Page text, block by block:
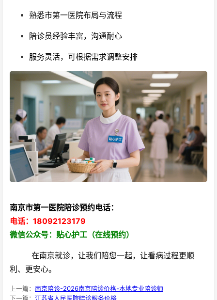
熟悉市第一医院布局与流程
陪诊员经验丰富，沟通耐心
服务灵活，可根据需求调整安排
南京市第一医院陪诊预约电话：
电话：18092123179
微信公众号：贴心护工（在线预约）
在南京就诊，让我们陪您一起，让看病过程更顺
利、更安心。
上一篇： 南京陪诊-2026南京陪诊价格-本地专业陪诊师
下一篇： 江苏省人民医院陪诊服务价格